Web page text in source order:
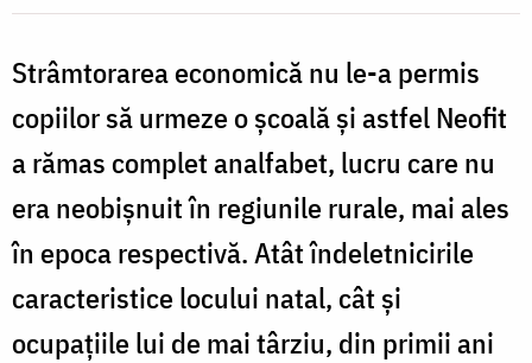
călugărească
Strâmtorarea economică nu le-a permis
copiilor să urmeze o școală și astfel Neofit
a rămas complet analfabet, lucru care nu
era neobișnuit în regiunile rurale, mai ales
în epoca respectivă. Atât îndeletnicirile
caracteristice locului natal, cât și
ocupațiile lui de mai târziu, din primii ani